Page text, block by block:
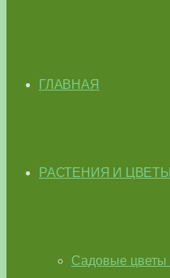
ГЛАВНАЯ
РАСТЕНИЯ И ЦВЕТЫ
Садовые цветы